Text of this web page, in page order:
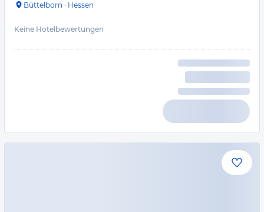
Büttelborn · Hessen
Keine Hotelbewertungen